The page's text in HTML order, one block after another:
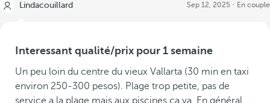
Lindacouillard Sep 12, 2025 En couple
Interessant qualité/prix pour 1 semaine
Un peu loin du centre du vieux Vallarta (30 min en taxi
environ 250-300 pesos). Plage trop petite, pas de
service a la plage mais aux piscines ca va. En général